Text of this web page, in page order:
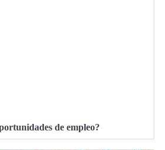
de empleo?